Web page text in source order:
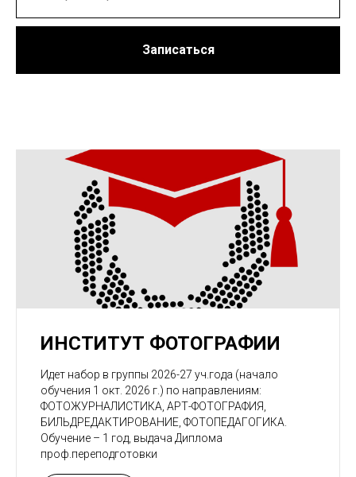
Записаться
ИНСТИТУТ ФОТОГРАФИИ
Идет набор в группы 2026-27 уч.года (начало
обучения 1 окт. 2026 г.) по направлениям:
ФОТОЖУРНАЛИСТИКА, АРТ-ФОТОГРАФИЯ,
БИЛЬДРЕДАКТИРОВАНИЕ, ФОТОПЕДАГОГИКА.
Обучение – 1 год, выдача Диплома
проф.переподготовки